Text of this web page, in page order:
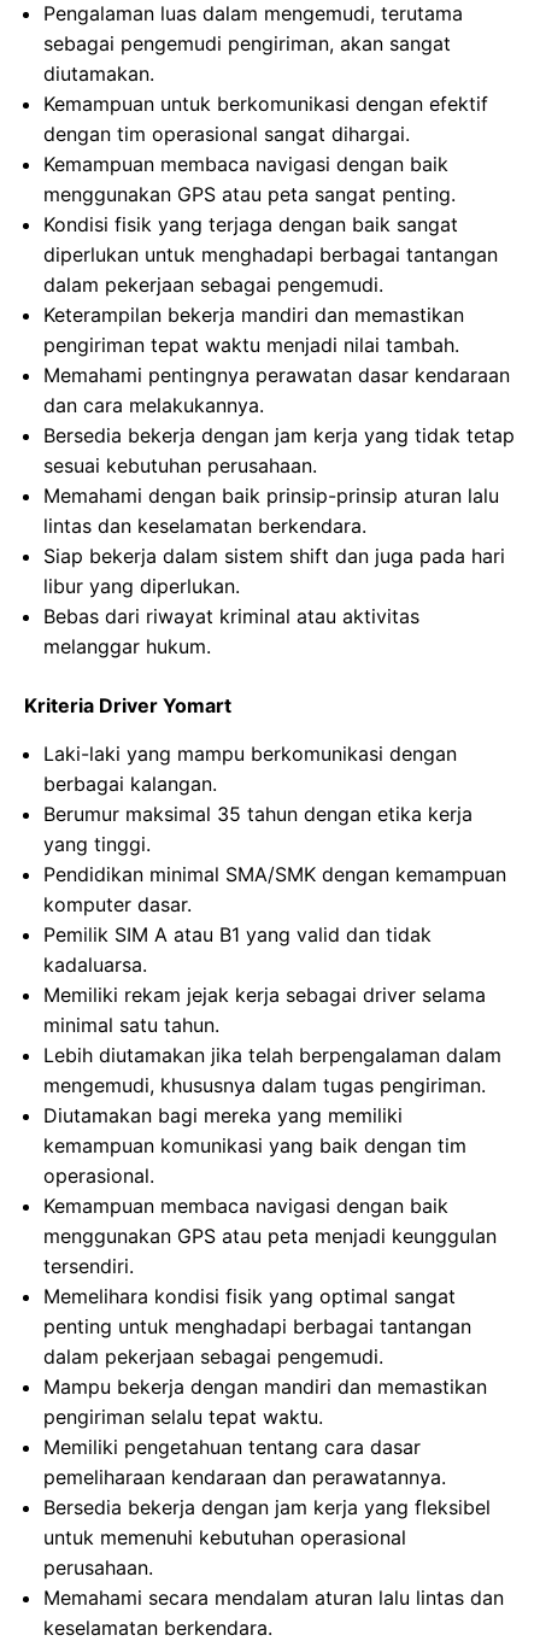
Pengalaman luas dalam mengemudi, terutama
sebagai pengemudi pengiriman, akan sangat
diutamakan.
Kemampuan untuk berkomunikasi dengan efektif
dengan tim operasional sangat dihargai.
Kemampuan membaca navigasi dengan baik
menggunakan GPS atau peta sangat penting.
Kondisi fisik yang terjaga dengan baik sangat
diperlukan untuk menghadapi berbagai tantangan
dalam pekerjaan sebagai pengemudi.
Keterampilan bekerja mandiri dan memastikan
pengiriman tepat waktu menjadi nilai tambah.
Memahami pentingnya perawatan dasar kendaraan
dan cara melakukannya.
Bersedia bekerja dengan jam kerja yang tidak tetap
sesuai kebutuhan perusahaan.
Memahami dengan baik prinsip-prinsip aturan lalu
lintas dan keselamatan berkendara.
Siap bekerja dalam sistem shift dan juga pada hari
libur yang diperlukan.
Bebas dari riwayat kriminal atau aktivitas
melanggar hukum.
Kriteria Driver Yomart
Laki-laki yang mampu berkomunikasi dengan
berbagai kalangan.
Berumur maksimal 35 tahun dengan etika kerja
yang tinggi.
Pendidikan minimal SMA/SMK dengan kemampuan
komputer dasar.
Pemilik SIM A atau B1 yang valid dan tidak
kadaluarsa.
Memiliki rekam jejak kerja sebagai driver selama
minimal satu tahun.
Lebih diutamakan jika telah berpengalaman dalam
mengemudi, khususnya dalam tugas pengiriman.
Diutamakan bagi mereka yang memiliki
kemampuan komunikasi yang baik dengan tim
operasional.
Kemampuan membaca navigasi dengan baik
menggunakan GPS atau peta menjadi keunggulan
tersendiri.
Memelihara kondisi fisik yang optimal sangat
penting untuk menghadapi berbagai tantangan
dalam pekerjaan sebagai pengemudi.
Mampu bekerja dengan mandiri dan memastikan
pengiriman selalu tepat waktu.
Memiliki pengetahuan tentang cara dasar
pemeliharaan kendaraan dan perawatannya.
Bersedia bekerja dengan jam kerja yang fleksibel
untuk memenuhi kebutuhan operasional
perusahaan.
Memahami secara mendalam aturan lalu lintas dan
keselamatan berkendara.